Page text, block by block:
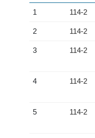
1 114-2
2 114-2
3 114-2
4 114-2
5 114-2